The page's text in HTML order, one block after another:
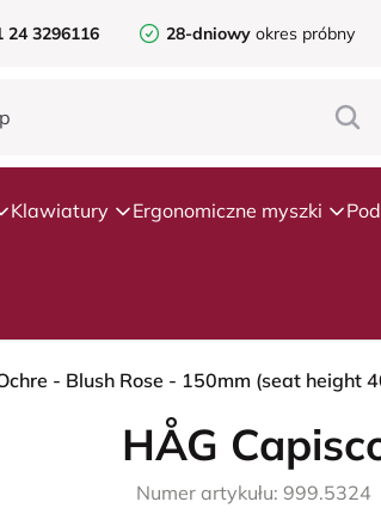
24 3296116 28-dniowy okres próbny
Klawiatury Ergonomiczne myszki
- Blush Rose - 150mm (seat height
HÅG
Numer artykułu: 999.5324